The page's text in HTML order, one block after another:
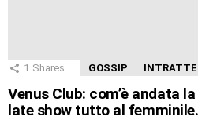
1 Shares GOSSIP
Venus Club: com’è andata
late show tutto al femminile.